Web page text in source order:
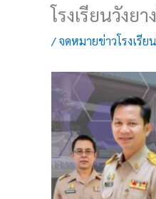
โรงเรียนวัง
/จดหมายข่าวโรงเรีย